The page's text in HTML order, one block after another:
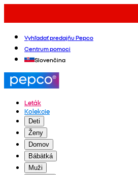
Vyhľadať predajňu Pepco
Centrum pomoci
Slovenčina
Leták
Kolekcie
Deti
Ženy
Domov
Bábätká
Muži